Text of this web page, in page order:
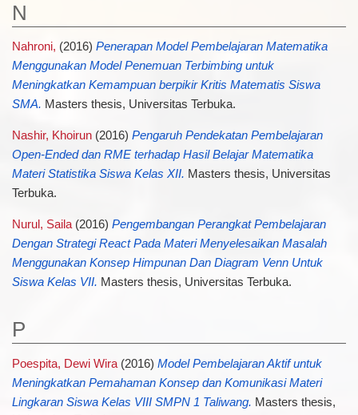
N
Nahroni, (2016) Penerapan Model Pembelajaran Matematika
Menggunakan Model Penemuan Terbimbing untuk
Meningkatkan Kemampuan berpikir Kritis Matematis Siswa
SMA. Masters thesis, Universitas Terbuka.
Nashir, Khoirun(2016) Pengaruh Pendekatan Pembelajaran
Open-Ended dan RME terhadap Hasil Belajar Matematika
Materi Statistika Siswa Kelas XII. Masters thesis, Universitas
Terbuka.
Nurul, Saila(2016) Pengembangan Perangkat Pembelajaran
Dengan Strategi React Pada Materi Menyelesaikan Masalah
Menggunakan Konsep Himpunan Dan Diagram Venn Untuk
Siswa Kelas VII. Masters thesis, Universitas Terbuka.
P
Poespita, Dewi Wira(2016) Model Pembelajaran Aktif untuk
Meningkatkan Pemahaman Konsep dan Komunikasi Materi
Lingkaran Siswa Kelas VIII SMPN 1 Taliwang. Masters thesis,